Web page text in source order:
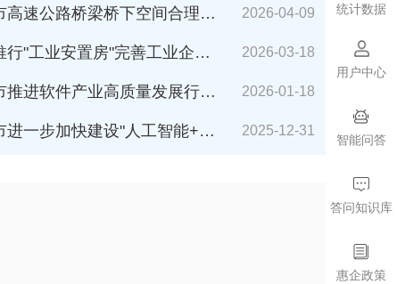
公路桥梁桥下空间合理利用管理办法》解读 2026-04-09
安置房"完善工业企业搬迁安置的指导意见（试行）》解读 2026-03-18
件产业高质量发展行动计划（2026-2027年）》解读 2026-01-18
加快建设"人工智能+"城市的若干措施（2026年版）》解读 2025-12-31
统计数据
用户中心
智能问答
答问知识库
惠企政策